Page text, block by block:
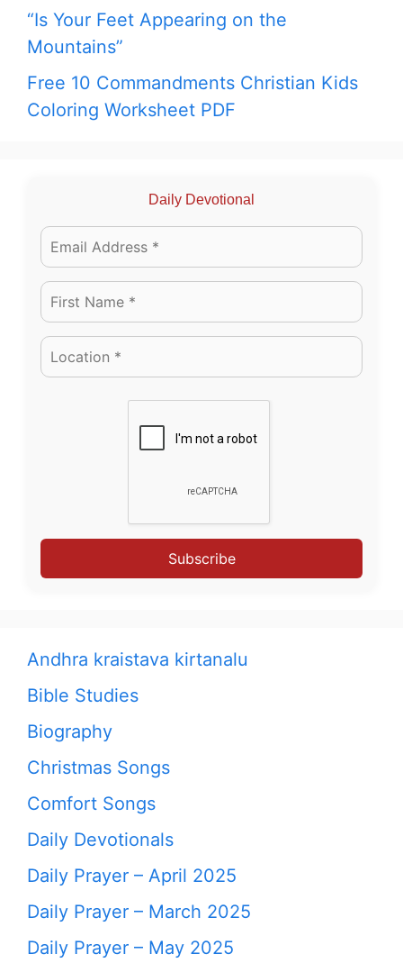
“Is Your Feet Appearing on the
Mountains”
Free 10 Commandments Christian Kids
Coloring Worksheet PDF
Daily Devotional
Subscribe
Andhra kraistava kirtanalu
Bible Studies
Biography
Christmas Songs
Comfort Songs
Daily Devotionals
Daily Prayer – April 2025
Daily Prayer – March 2025
Daily Prayer – May 2025